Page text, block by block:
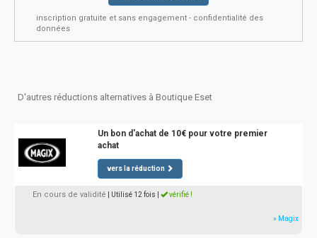
inscription gratuite et sans engagement - confidentialité des
données
D'autres réductions alternatives à Boutique Eset
Un bon d'achat de 10€ pour votre premier
achat
vers la réduction
En cours de validité | Utilisé 12 fois vérifié !
» Magix